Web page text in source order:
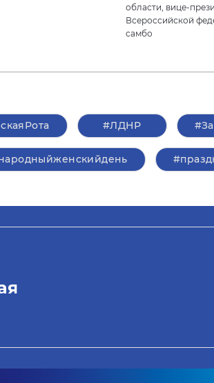
области, вице-
Всероссийской
самбо
#ЛДНР